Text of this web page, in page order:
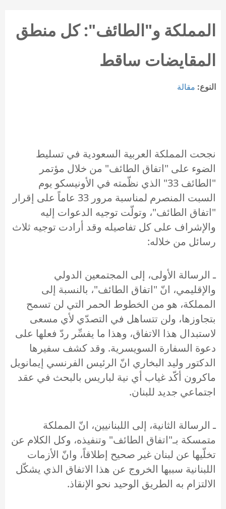
المملكة و"الطائف": كل منطق
المقايضات ساقط
النوع: مقالة
نجحت المملكة العربية السعودية في تسليط
الضوء على "اتفاق الطائف" من خلال مؤتمر
"الطائف 33" الذي نظّمته في الأونيسكو يوم
السبت المنصرم لمناسبة مرور 33 عاماً على إقرار
"اتفاق الطائف"، وتولّت توجيه الدعوات إليه
والإشراف على كل تفاصيله وقد أرادت توجيه ثلاث
رسائل من خلاله:
ـ الرسالة الأولى، إلى المجتمعين الدولي
والإقليمي، انّ "اتفاق الطائف"، بالنسبة إلى
المملكة، هو من الخطوط الحمر التي لن تسمح
بتجاوزها، ولن تتساهل في التصدّي لأي مسعى
لاستبدال هذا الاتفاق، وهذا ما يفسِّر ردّ فعلها على
دعوة السفارة السويسرية. وقد كشف سفيرها
الدكتور وليد البخاري انّ الرئيس الفرنسي إيمانويل
ماكرون أكّد غياب أي نية لباريس بالبحث في عقد
اجتماعي جديد للبنان.
ـ الرسالة الثانية، إلى اللبنانيين، انّ المملكة
متمسكة بـ"اتفاق الطائف" وتنفيذه، وكل الكلام عن
تخلّيها عن لبنان غير صحيح إطلاقاً، وانّ الأزمات
اللبنانية سببها الخروج عن هذا الاتفاق الذي يشكّل
الالتزام به الطريق الوحيد نحو الإنقاذ.